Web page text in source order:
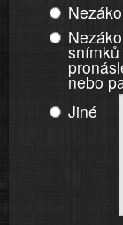
nebo
Jiné